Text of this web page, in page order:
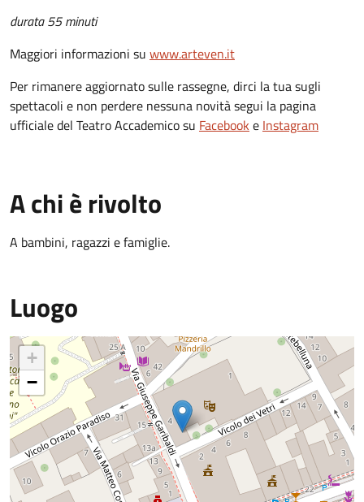
durata 55 minuti
Maggiori informazioni su www.arteven.it
Per rimanere aggiornato sulle rassegne, dirci la tua sugli
spettacoli e non perdere nessuna novità segui la pagina
ufficiale del Teatro Accademico su Facebook e Instagram
A chi è rivolto
A bambini, ragazzi e famiglie.
Luogo
+
−